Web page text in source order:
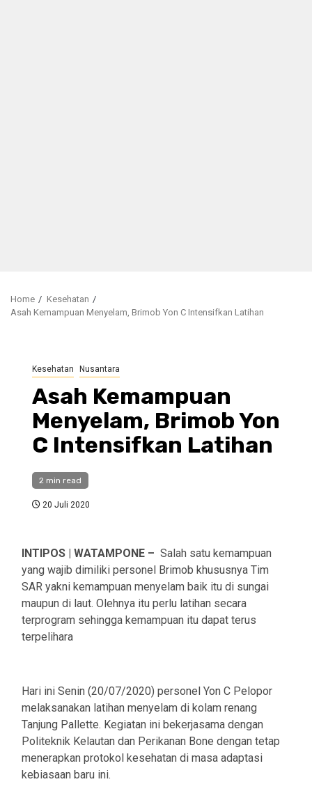
Home
Kesehatan
Asah Kemampuan Menyelam, Brimob Yon C Intensifkan Latihan
Kesehatan Nusantara
Asah Kemampuan
Menyelam, Brimob Yon
C Intensifkan Latihan
2 min read
20 Juli 2020
INTIPOS | WATAMPONE – Salah satu kemampuan
yang wajib dimiliki personel Brimob khususnya Tim
SAR yakni kemampuan menyelam baik itu di sungai
maupun di laut. Olehnya itu perlu latihan secara
terprogram sehingga kemampuan itu dapat terus
terpelihara
Hari ini Senin (20/07/2020) personel Yon C Pelopor
melaksanakan latihan menyelam di kolam renang
Tanjung Pallette. Kegiatan ini bekerjasama dengan
Politeknik Kelautan dan Perikanan Bone dengan tetap
menerapkan protokol kesehatan di masa adaptasi
kebiasaan baru ini.